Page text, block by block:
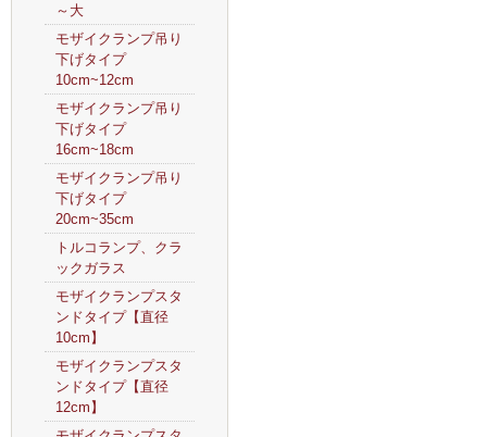
～大
モザイクランプ吊り
下げタイプ
10cm~12cm
モザイクランプ吊り
下げタイプ
16cm~18cm
モザイクランプ吊り
下げタイプ
20cm~35cm
トルコランプ、クラ
ックガラス
モザイクランプスタ
ンドタイプ【直径
10cm】
モザイクランプスタ
ンドタイプ【直径
12cm】